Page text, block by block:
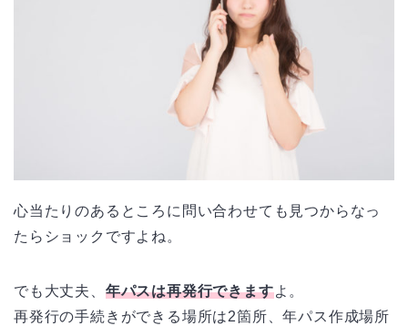
心当たりのあるところに問い合わせても見つからなっ
たらショックですよね。
でも大丈夫、 年パスは再発行できますよ。
再発行の手続きができる場所は2箇所、年パス作成場所